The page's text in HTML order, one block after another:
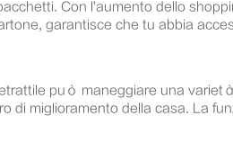
Con l'aumento dello
garantisce che tu abbia
può maneggiare una
di miglioramento della casa. La